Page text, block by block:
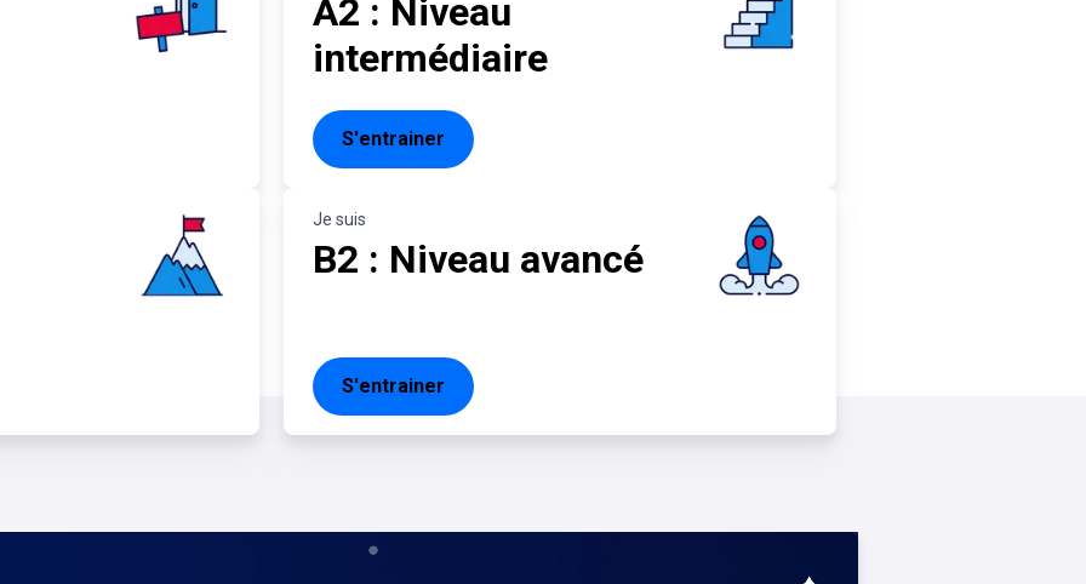
A2 : Niveau
intermédiaire
S'entrainer
Je suis
B2 : Niveau avancé
S'entrainer